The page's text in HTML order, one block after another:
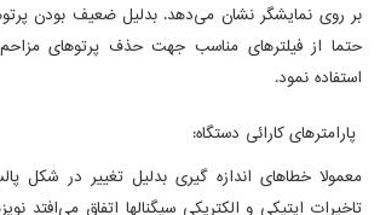
بر روی نمایشگر نشان می‌دهد. بدلیل ضعیف بودن
حتما از فیلترهای مناسب جهت حذف پرتوهای
استفاده نمود.
پارامترهای کارائی دستگاه:
معمولا خطاهای اندازه گیری بدلیل تغییر در شکل
تاخیرات اپتیکی و الکتریکی سیگنالها اتفاق می‌افتد